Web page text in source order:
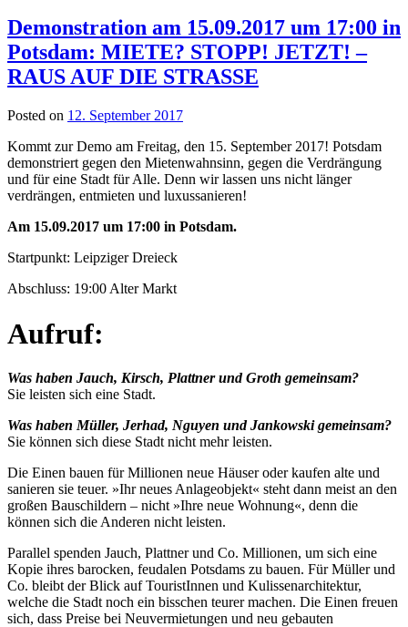
Demonstration am 15.09.2017 um 17:00 in
Potsdam: MIETE? STOPP! JETZT! –
RAUS AUF DIE STRASSE
Posted on 12. September 2017
Kommt zur Demo am Freitag, den 15. September 2017! Potsdam
demonstriert gegen den Mietenwahnsinn, gegen die Verdrängung
und für eine Stadt für Alle. Denn wir lassen uns nicht länger
verdrängen, entmieten und luxussanieren!
Am 15.09.2017 um 17:00 in Potsdam.
Startpunkt: Leipziger Dreieck
Abschluss: 19:00 Alter Markt
Aufruf:
Was haben Jauch, Kirsch, Plattner undGroth gemeinsam?
Sie leisten sich eine Stadt.
Was haben Müller, Jerhad, Nguyen und Jankowski gemeinsam?
Sie können sich diese Stadt nicht mehr leisten.
Die Einen bauen für Millionen neue Häuser oder kaufen alte und
sanieren sie teuer. »Ihr neues Anlageobjekt« steht dann meist an den
großen Bauschildern – nicht »Ihre neue Wohnung«, denn die
können sich die Anderen nicht leisten.
Parallel spenden Jauch, Plattner und Co. Millionen, um sich eine
Kopie ihres barocken, feudalen Potsdams zu bauen. Für Müller und
Co. bleibt der Blick auf TouristInnen und Kulissenarchitektur,
welche die Stadt noch ein bisschen teurer machen. Die Einen freuen
sich, dass Preise bei Neuvermietungen und neu gebauten